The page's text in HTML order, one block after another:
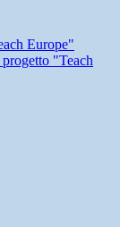
Europe"
"Teach